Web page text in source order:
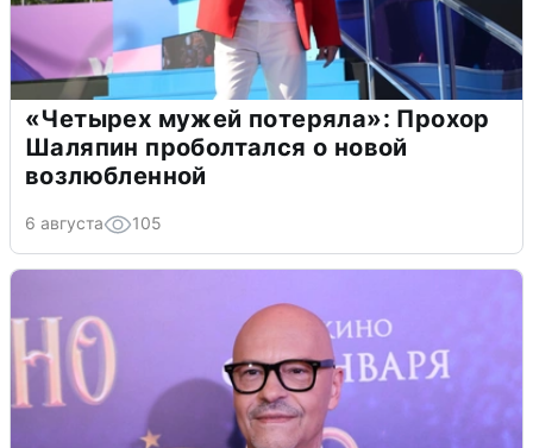
«Четырех мужей потеряла»: Прохор
Шаляпин проболтался о новой
возлюбленной
6 августа 105